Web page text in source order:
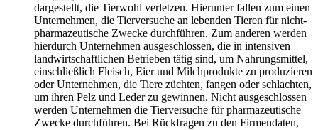
dargestellt, die Tierwohl verletzen. Hierunter fallen zum einen
Unternehmen, die Tierversuche an lebenden Tieren für nicht-
pharmazeutische Zwecke durchführen. Zum anderen werden
hierdurch Unternehmen ausgeschlossen, die in intensiven
landwirtschaftlichen Betrieben tätig sind, um Nahrungsmittel,
einschließlich Fleisch, Eier und Milchprodukte zu produzieren
oder Unternehmen, die Tiere züchten, fangen oder schlachten,
um ihren Pelz und Leder zu gewinnen. Nicht ausgeschlossen
werden Unternehmen die Tierversuche für pharmazeutische
Zwecke durchführen. Bei Rückfragen zu den Firmendaten,